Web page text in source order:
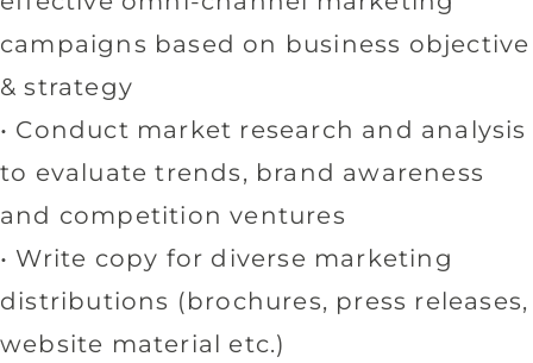
campaigns based on business objective
& strategy
• Conduct market research and analysis
to evaluate trends, brand awareness
and competition ventures
• Write copy for diverse marketing
distributions (brochures, press releases,
website material etc.)